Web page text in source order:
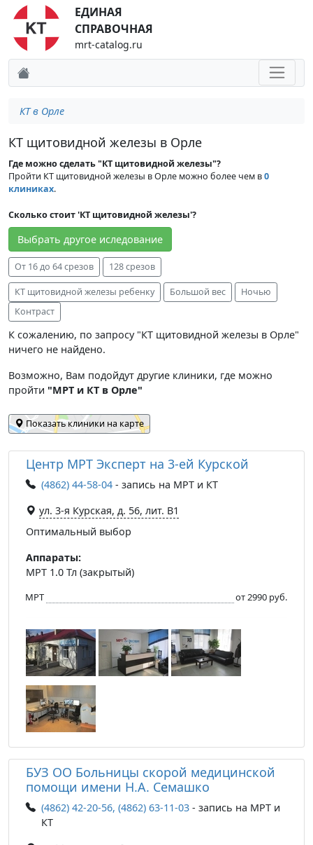
ЕДИНАЯ
СПРАВОЧНАЯ
mrt-catalog.ru
КТ в Орле
КТ щитовидной железы в Орле
Где можно сделать "КТ щитовидной железы"?
Пройти КТ щитовидной железы в Орле можно более чем в0
клиниках.
Сколько стоит 'КТ щитовидной железы'?
Выбрать другое иследование
От 16 до 64 срезов 128 срезов
КТ щитовидной железы ребенку Большой вес
Ночью
Контраст
К сожалению, по запросу "КТ щитовидной железы в Орле"
ничего не найдено.
Возможно, Вам подойдут другие клиники, где можно
пройти "МРТ и КТ в Орле"
Показать клиники на карте
Центр МРТ Эксперт на 3-ей Курской
(4862) 44-58-04 - запись на МРТ и КТ
ул. 3-я Курская, д. 56, лит. В1
Оптимальный выбор
Аппараты:
МРТ 1.0 Тл (закрытый)
МРТ от 2990 руб.
БУЗ ОО Больницы скорой медицинской
помощи имени Н.А. Семашко
(4862) 42-20-56, (4862) 63-11-03 - запись на МРТ и
КТ